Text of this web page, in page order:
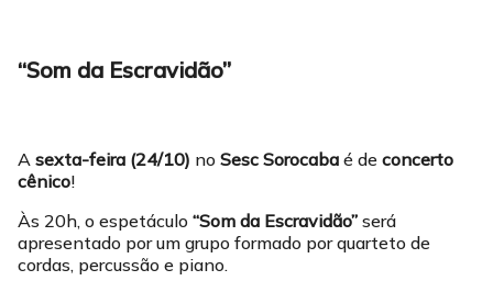
“Som da Escravidão”
A sexta-feira (24/10) no Sesc Sorocaba é de concerto
cênico!
Às 20h, o espetáculo “Som da Escravidão” será
apresentado por um grupo formado por quarteto de
cordas, percussão e piano.